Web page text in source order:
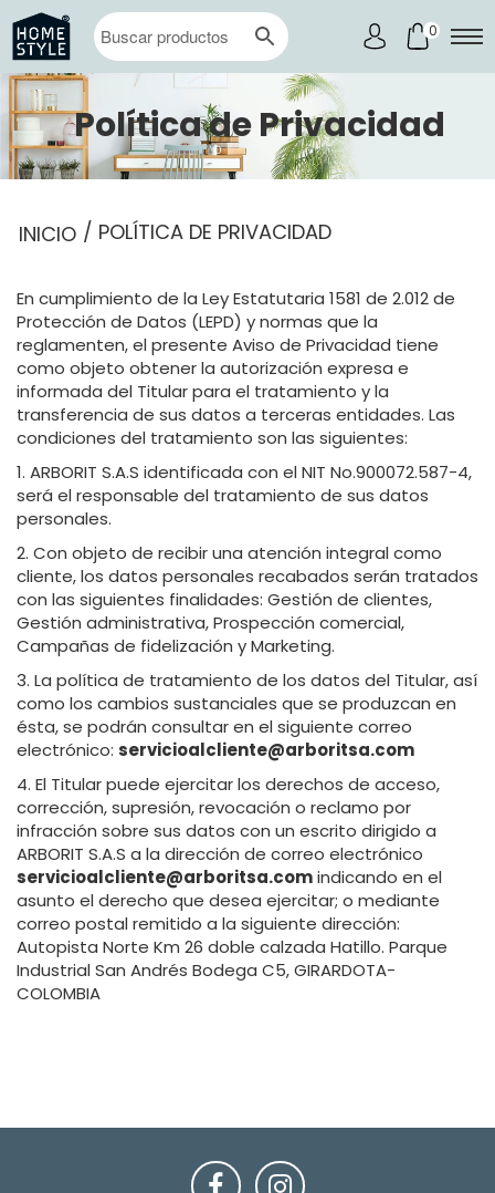
0
Política de Privacidad
INICIO / POLÍTICA DE PRIVACIDAD
En cumplimiento de la Ley Estatutaria 1581 de 2.012 de
Protección de Datos (LEPD) y normas que la
reglamenten, el presente Aviso de Privacidad tiene
como objeto obtener la autorización expresa e
informada del Titular para el tratamiento y la
transferencia de sus datos a terceras entidades. Las
condiciones del tratamiento son las siguientes:
1. ARBORIT S.A.S identificada con el NIT No.900072.587-4,
será el responsable del tratamiento de sus datos
personales.
2. Con objeto de recibir una atención integral como
cliente, los datos personales recabados serán tratados
con las siguientes finalidades: Gestión de clientes,
Gestión administrativa, Prospección comercial,
Campañas de fidelización y Marketing.
3. La política de tratamiento de los datos del Titular, así
como los cambios sustanciales que se produzcan en
ésta, se podrán consultar en el siguiente correo
electrónico: servicioalcliente@arboritsa.com
4. El Titular puede ejercitar los derechos de acceso,
corrección, supresión, revocación o reclamo por
infracción sobre sus datos con un escrito dirigido a
ARBORIT S.A.S a la dirección de correo electrónico
servicioalcliente@arboritsa.comindicando en el
asunto el derecho que desea ejercitar; o mediante
correo postal remitido a la siguiente dirección:
Autopista Norte Km 26 doble calzada Hatillo. Parque
Industrial San Andrés Bodega C5, GIRARDOTA-
COLOMBIA